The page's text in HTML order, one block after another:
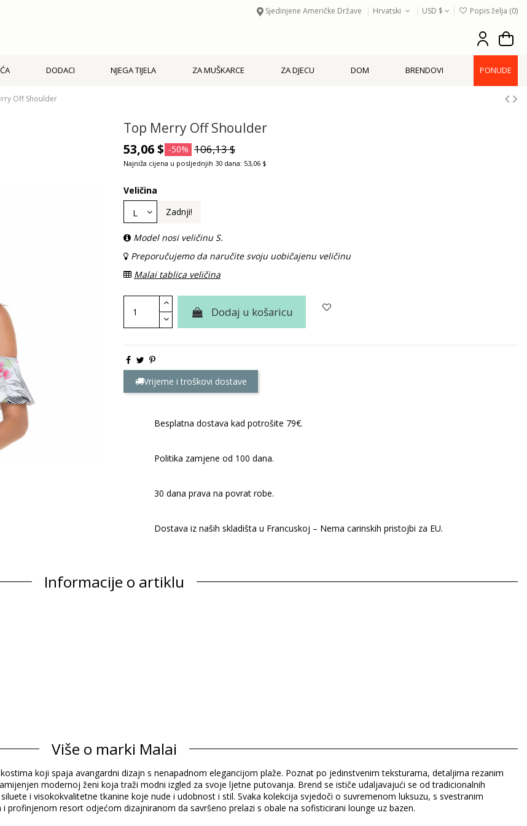
Sjedinjene Američke Države Hrvatski USD $ Popis želja (0)
DODACI NJEGA TIJELA ZA MUŠKARCE ZA DJECU DOM BRENDOVI PONUDE
Off Shoulder
Top Merry Off Shoulder
53,06 $ -50% 106,13 $
Najniža cijena u posljednjih 30 dana: 53,06 $
Veličina
Zadnji!
Model nosi veličinu S.
Preporučujemo da naručite svoju uobičajenu veličinu
Malai tablica veličina
Dodaj u košaricu
Vrijeme i troškovi dostave
Besplatna dostava kad potrošite 79€.
Politika zamjene od 100 dana.
30 dana prava na povrat robe.
Dostava iz naših skladišta u Francuskoj – Nema carinskih pristojbi za EU.
Informacije o artiklu
Informacije o proizvodu
Više o marki Malai
koji spaja avangardni dizajn s nenapadnom elegancijom plaže. Poznat po jedinstvenim teksturama, detaljima rezanim
modernoj ženi koja traži modni izgled za svoje ljetne putovanja. Brend se ističe udaljavajući se od tradicionalnih
i visokokvalitetne tkanine koje nude i udobnost i stil. Svaka kolekcija svjedoči o suvremenom luksuzu, s svestranim
profinjenom resort odjećom dizajniranom da savršeno prelazi s obale na sofisticirani lounge uz bazen.